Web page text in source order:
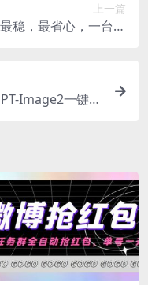
上一篇
稳，最省心，一台设
Image2一键生